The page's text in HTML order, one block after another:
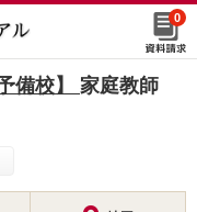
0
備校】 家庭教師